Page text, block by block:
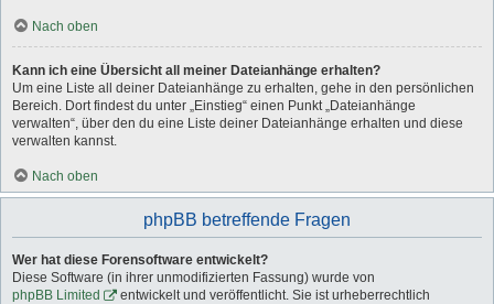
Nach oben
Kann ich eine Übersicht all meiner Dateianhänge erhalten?
Um eine Liste all deiner Dateianhänge zu erhalten, gehe in den persönlichen
Bereich. Dort findest du unter „Einstieg“ einen Punkt „Dateianhänge
verwalten“, über den du eine Liste deiner Dateianhänge erhalten und diese
verwalten kannst.
Nach oben
phpBB betreffende Fragen
Wer hat diese Forensoftware entwickelt?
Diese Software (in ihrer unmodifizierten Fassung) wurde von
phpBB Limited
entwickelt und veröffentlicht. Sie ist urheberrechtlich